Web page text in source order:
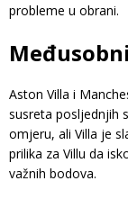
probleme u obrani​.
Aston Villa i
susreta posljednjih
omjeru, ali Villa je
prilika za Villu da
važnih bodova.